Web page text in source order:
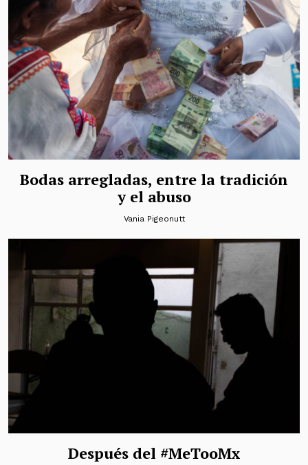
Bodas arregladas, entre la tradición
y el abuso
Vania Pigeonutt
Después del #MeTooMx